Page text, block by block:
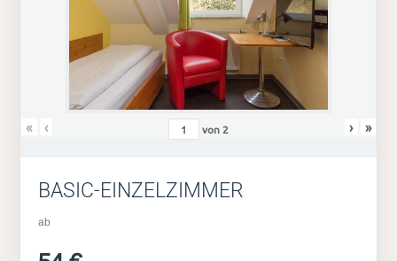
« ‹ von 2 › »
BASIC-EINZELZIMMER
ab